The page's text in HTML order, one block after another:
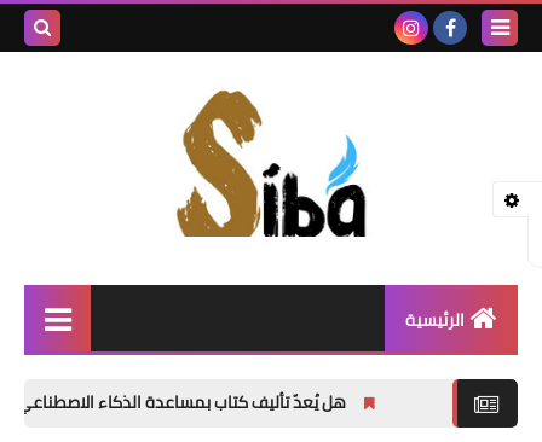
الرئيسية
هل يُعدّ تأليف كتاب بمساعدة الذكاء الاصطناعي أمراً خاطئاً؟